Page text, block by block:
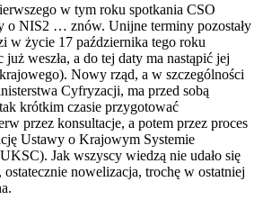
w tym roku spotkania CSO
o NIS2 … znów. Unijne terminy pozostały
w życie 17 października tego roku
już weszła, a do tej daty ma nastąpić jej
Nowy rząd, a w szczególności
Cyfryzacji, ma przed sobą
krótkim czasie przygotować
przez konsultacje, a potem przez proces
Ustawy o Krajowym Systemie
Jak wszyscy wiedzą nie udało się
nowelizacja, trochę w ostatniej